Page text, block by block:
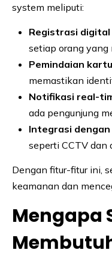
system meliputi:
Registrasi digital
setiap orang yang
Pemindaian
memastikan
Notifikasi real-
ada pengunjung
Integrasi
seperti CCTV dan
Dengan fitur-fitur ini,
keamanan dan
Mengapa